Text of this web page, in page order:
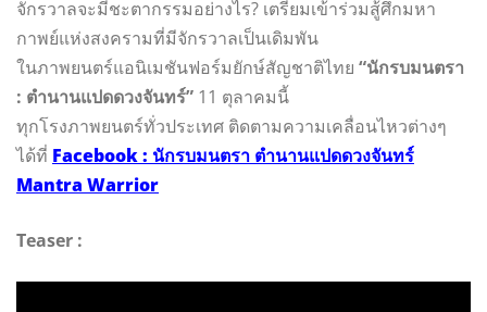
จักรวาลจะมีชะตากรรมอย่างไร? เตรียมเข้าร่วมสู้ศึกมหา
กาพย์แห่งสงครามที่มีจักรวาลเป็นเดิมพัน
ในภาพยนตร์แอนิเมชันฟอร์มยักษ์สัญชาติไทย “นักรบมนตรา
: ตำนานแปดดวงจันทร์” 11 ตุลาคมนี้
ทุกโรงภาพยนตร์ทั่วประเทศ ติดตามความเคลื่อนไหวต่างๆ
ได้ที่ Facebook : นักรบมนตรา ตำนานแปดดวงจันทร์
Mantra Warrior
Teaser :